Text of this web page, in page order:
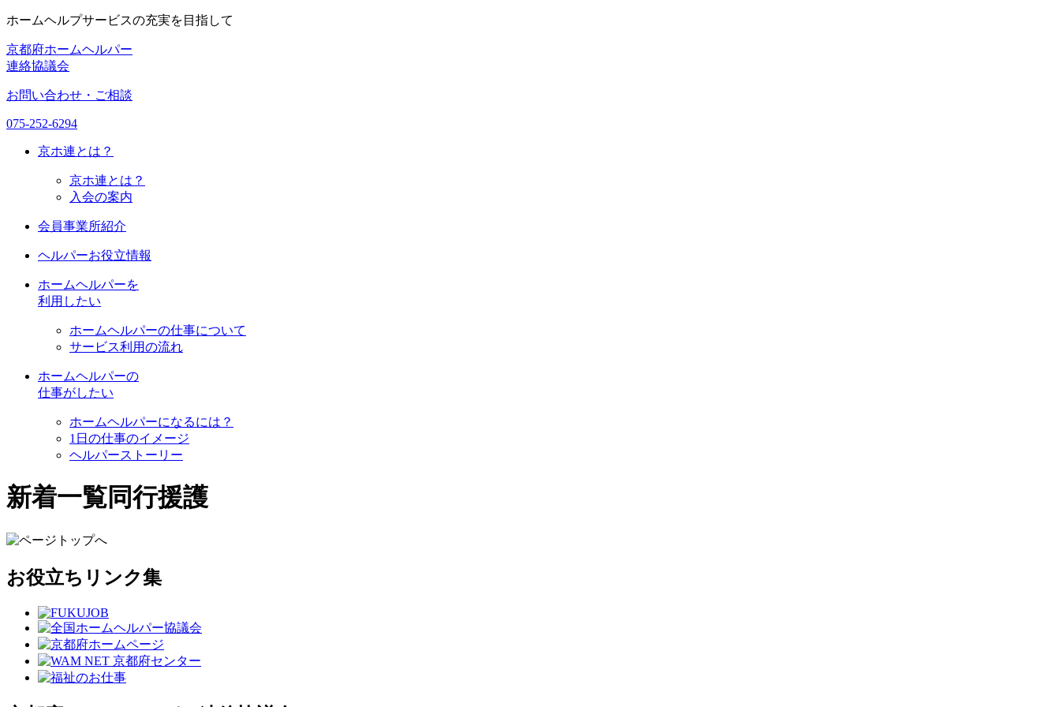
ホームヘルプサービスの充実を目指して
京都府ホームヘルパー
連絡協議会
お問い合わせ・ご相談
075-252-6294
京ホ連とは？
京ホ連とは？
入会の案内
会員事業所紹介
ヘルパーお役立情報
ホームヘルパーを
利用したい
ホームヘルパーの仕事について
サービス利用の流れ
ホームヘルパーの
仕事がしたい
ホームヘルパーになるには？
1日の仕事のイメージ
ヘルパーストーリー
新着一覧同行援護
お役立ちリンク集